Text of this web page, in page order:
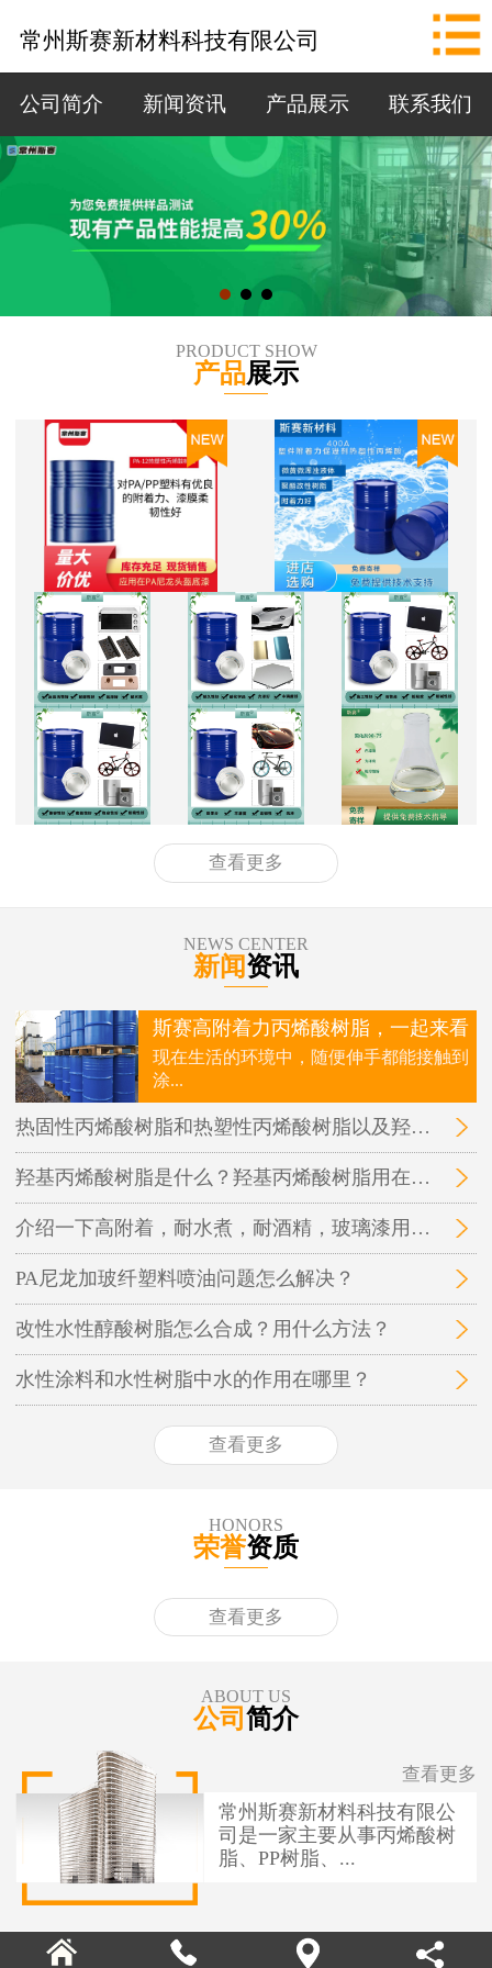
新闻资讯
产品展示
联系我们
拨打电话
常州斯赛新材料科技有限公司
公司简介 新闻资讯 产品展示 联系我们
PRODUCT SHOW
产品展示
查看更多
NEWS CENTER
新闻资讯
斯赛高附着力丙烯酸树脂，一起来看
现在生活的环境中，随便伸手都能接触到
涂...
热固性丙烯酸树脂和热塑性丙烯酸树脂以及羟基丙烯酸树脂三者之间的区别在哪里？
羟基丙烯酸树脂是什么？羟基丙烯酸树脂用在哪里？
介绍一下高附着，耐水煮，耐酒精，玻璃漆用的丙烯酸树脂
PA尼龙加玻纤塑料喷油问题怎么解决？
改性水性醇酸树脂怎么合成？用什么方法？
水性涂料和水性树脂中水的作用在哪里？
查看更多
HONORS
荣誉资质
查看更多
ABOUT US
公司 简介
常州斯赛新材料科技有限公
司是一家主要从事丙烯酸树
脂、PP树脂、...
查看更多